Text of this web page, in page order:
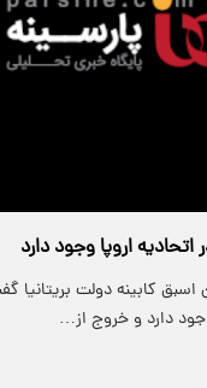
اتحادیه اروپا وجود دارد
اسبق کابینه دولت بریتانیا
دارد و خروج از…